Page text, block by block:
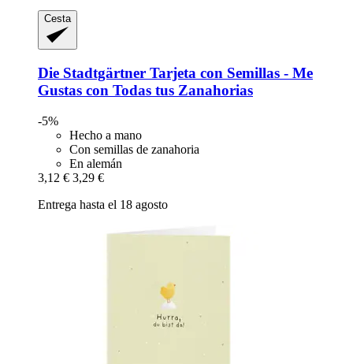
Cesta
Die Stadtgärtner Tarjeta con Semillas -​ Me
Gustas con Todas tus Zanahorias
-5%
Hecho a mano
Con semillas de zanahoria
En alemán
3,12 € 3,29 €
Entrega hasta el 18 agosto